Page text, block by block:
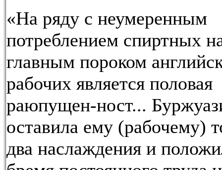
«На ряду с неумеренным
потреблением спиртных
главным пороком
рабочих является половая
раюпущен-ност...
оставила ему (рабочему)
два наслаждения и